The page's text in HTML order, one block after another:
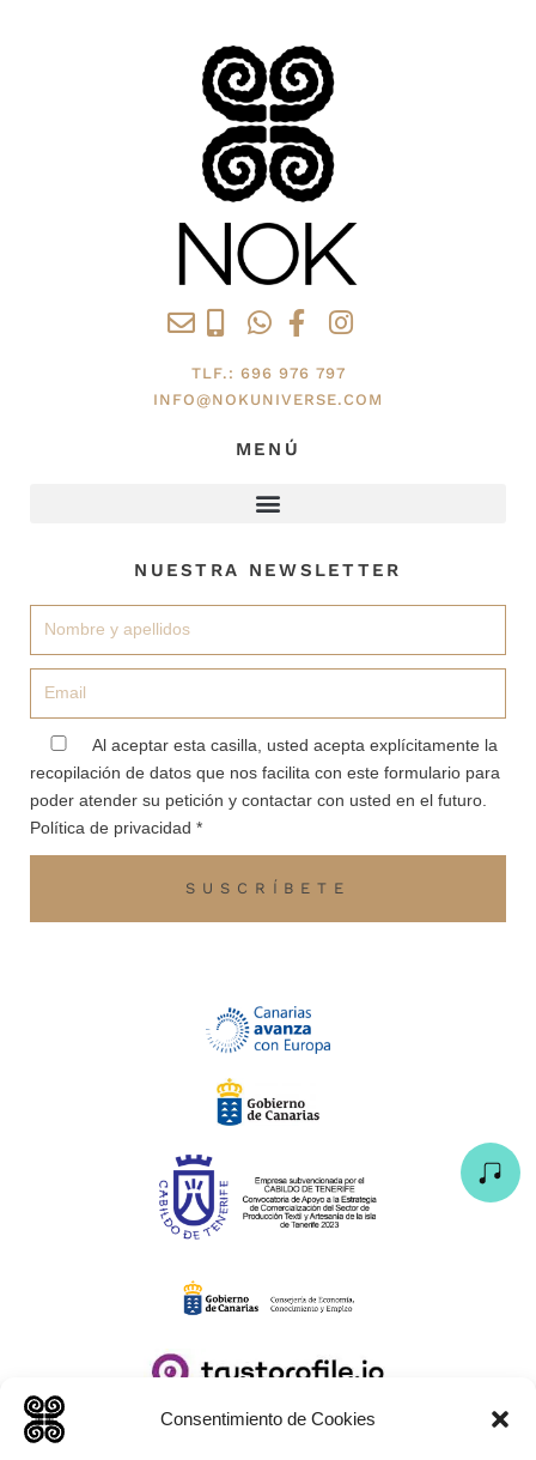
Consentimiento de Cookies
TLF.: 696 976 797
INFO@NOKUNIVERSE.COM
MENÚ
NUESTRA NEWSLETTER
aceptacionAl aceptar esta casilla, usted acepta explícitamente la
recopilación de datos que nos facilita con este formulario para
poder atender su petición y contactar con usted en el futuro.
Política de privacidad *
SUSCRÍBETE